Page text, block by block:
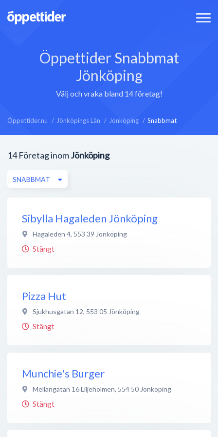
Öppettider Snabbmat
Jönköping
Välj och vraka bland 14 företag!
Öppettider.nu Jönköpings Län Jönköping Snabbmat
14 Företag inomJönköping
SNABBMAT
Sibylla Hagaleden Jönköping
Hagaleden 4, 553 39 Jönköping
Stängt
Pizza Hut
Sjukhusgatan 12, 553 05 Jönköping
Stängt
Munchie's Burger
Mellangatan 16 Liljeholmen, 554 50 Jönköping
Stängt